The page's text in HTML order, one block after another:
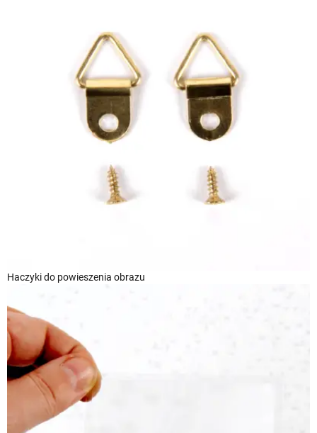
Haczyki do powieszenia obrazu